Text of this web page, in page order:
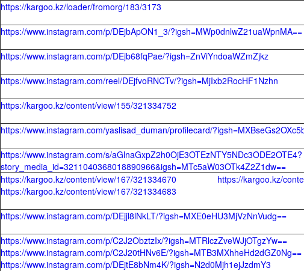
https://kargoo.kz/loader/fromorg/183/3173
https://www.instagram.com/p/DEjbApON1_3/?igsh=MWp0dnlwZ21uaWpnMA==
https://www.instagram.com/p/DEjb68fqPae/?igsh=ZnViYndoaWZmZjkz
https://www.instagram.com/reel/DEjfvoRNCTv/?igsh=MjIxb2RocHF1Nzhn
https://kargoo.kz/content/view/155/321334752
https://www.instagram.com/yaslisad_duman/profilecard/
https://www.instagram.com/s/aGlnaGxpZ2h0OjE3OTEzNTY5NDc3ODE2OTE4?
story_media_id=3211040368018890966&igsh=MTc5aW03OTk4Z2Z1dw==
https://kargoo.kz/content/view/167/321334670 https://kargoo.kz/
https://kargoo.kz/content/view/167/321334683
https://www.instagram.com/p/DEjjl8lNkLT/?igsh=MXE0eHU3MjVzNnVudg==
https://www.instagram.com/p/C2J2ObztzIx/?igsh=MTRlczZveWJjOTgzYw==
https://www.instagram.com/p/C2J20tHNv6E/?igsh=MTB3MXhheHd2dGZ0Ng==
https://www.instagram.com/p/DEjtE8bNm4K/?igsh=N2d0Mjh1ejJzdmY3